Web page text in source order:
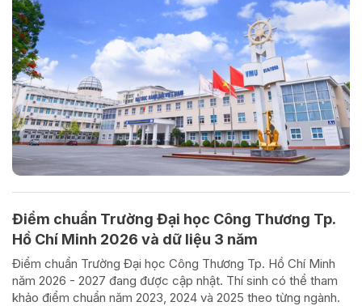
Điểm chuẩn Trường Đại học Công Thương Tp.
Hồ Chí Minh 2026 và dữ liệu 3 năm
Điểm chuẩn Trường Đại học Công Thương Tp. Hồ Chí Minh
năm 2026 - 2027 đang được cập nhật. Thí sinh có thể tham
khảo điểm chuẩn năm 2023, 2024 và 2025 theo từng ngành.